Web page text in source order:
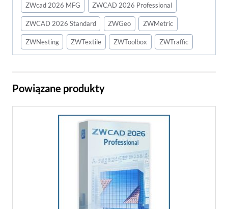
ZWcad 2026 MFG ZWCAD 2026 Professional
ZWCAD 2026 Standard ZWGeo ZWMetric
ZWNesting ZWTextile ZWToolbox ZWTraffic
Powiązane produkty